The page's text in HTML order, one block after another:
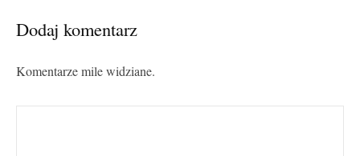
Dodaj komentarz
Komentarze mile widziane.